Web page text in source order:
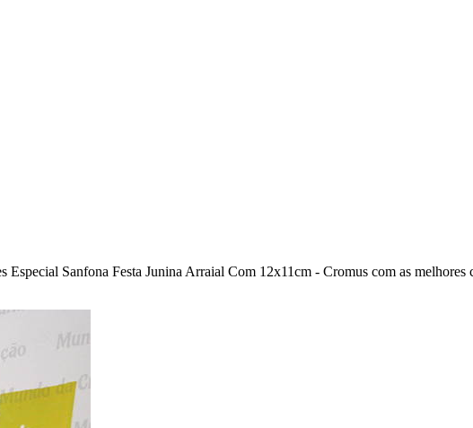
Sanfona Festa Junina Arraial Com 12x11cm - Cromus com as